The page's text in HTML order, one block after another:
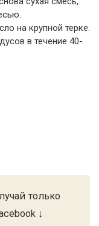
на крупной терке.
в течение 40-
только
↓